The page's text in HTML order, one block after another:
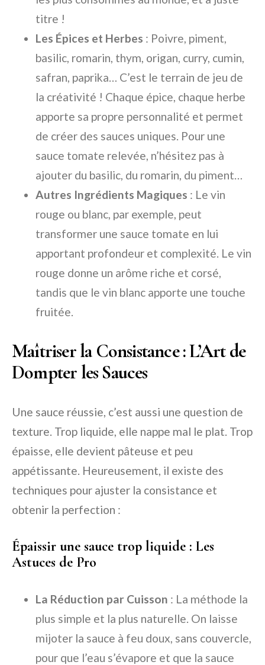
titre !
Les Épices et Herbes : Poivre, piment,
basilic, romarin, thym, origan, curry, cumin,
safran, paprika… C’est le terrain de jeu de
la créativité ! Chaque épice, chaque herbe
apporte sa propre personnalité et permet
de créer des sauces uniques. Pour une
sauce tomate relevée, n’hésitez pas à
ajouter du basilic, du romarin, du piment…
Autres Ingrédients Magiques : Le vin
rouge ou blanc, par exemple, peut
transformer une sauce tomate en lui
apportant profondeur et complexité. Le vin
rouge donne un arôme riche et corsé,
tandis que le vin blanc apporte une touche
fruitée.
Maîtriser la Consistance : L’Art de
Dompter les Sauces
Une sauce réussie, c’est aussi une question de
texture. Trop liquide, elle nappe mal le plat. Trop
épaisse, elle devient pâteuse et peu
appétissante. Heureusement, il existe des
techniques pour ajuster la consistance et
obtenir la perfection :
Épaissir une sauce trop liquide : Les
Astuces de Pro
La Réduction par Cuisson : La méthode la
plus simple et la plus naturelle. On laisse
mijoter la sauce à feu doux, sans couvercle,
pour que l’eau s’évapore et que la sauce